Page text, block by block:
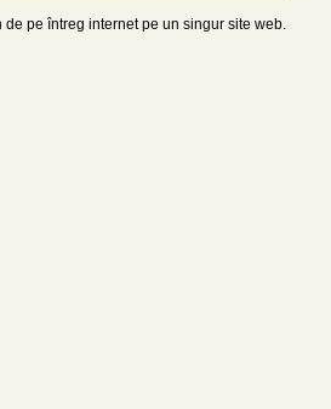
pe întreg internet pe un singur site web.